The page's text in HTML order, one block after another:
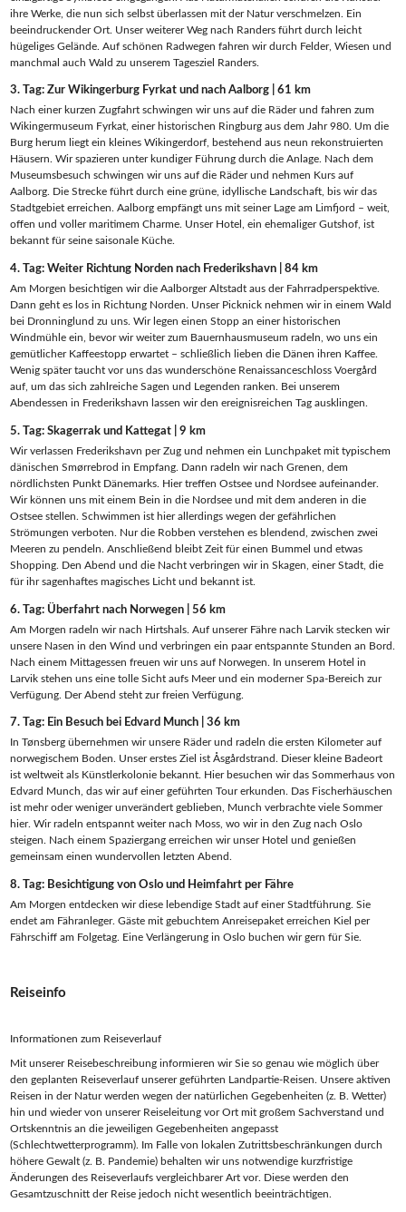
ihre Werke, die nun sich selbst überlassen mit der Natur verschmelzen. Ein
beeindruckender Ort. Unser weiterer Weg nach Randers führt durch leicht
hügeliges Gelände. Auf schönen Radwegen fahren wir durch Felder, Wiesen und
manchmal auch Wald zu unserem Tagesziel Randers.
3. Tag: Zur Wikingerburg Fyrkat und nach Aalborg | 61 km
Nach einer kurzen Zugfahrt schwingen wir uns auf die Räder und fahren zum
Wikingermuseum Fyrkat, einer historischen Ringburg aus dem Jahr 980. Um die
Burg herum liegt ein kleines Wikingerdorf, bestehend aus neun rekonstruierten
Häusern. Wir spazieren unter kundiger Führung durch die Anlage. Nach dem
Museumsbesuch schwingen wir uns auf die Räder und nehmen Kurs auf
Aalborg. Die Strecke führt durch eine grüne, idyllische Landschaft, bis wir das
Stadtgebiet erreichen. Aalborg empfängt uns mit seiner Lage am Limfjord – weit,
offen und voller maritimem Charme. Unser Hotel, ein ehemaliger Gutshof, ist
bekannt für seine saisonale Küche.
4. Tag: Weiter Richtung Norden nach Frederikshavn | 84 km
Am Morgen besichtigen wir die Aalborger Altstadt aus der Fahrradperspektive.
Dann geht es los in Richtung Norden. Unser Picknick nehmen wir in einem Wald
bei Dronninglund zu uns. Wir legen einen Stopp an einer historischen
Windmühle ein, bevor wir weiter zum Bauernhausmuseum radeln, wo uns ein
gemütlicher Kaffeestopp erwartet – schließlich lieben die Dänen ihren Kaffee.
Wenig später taucht vor uns das wunderschöne Renaissanceschloss Voergård
auf, um das sich zahlreiche Sagen und Legenden ranken. Bei unserem
Abendessen in Frederikshavn lassen wir den ereignisreichen Tag ausklingen.
5. Tag: Skagerrak und Kattegat | 9 km
Wir verlassen Frederikshavn per Zug und nehmen ein Lunchpaket mit typischem
dänischen Smørrebrod in Empfang. Dann radeln wir nach Grenen, dem
nördlichsten Punkt Dänemarks. Hier treffen Ostsee und Nordsee aufeinander.
Wir können uns mit einem Bein in die Nordsee und mit dem anderen in die
Ostsee stellen. Schwimmen ist hier allerdings wegen der gefährlichen
Strömungen verboten. Nur die Robben verstehen es blendend, zwischen zwei
Meeren zu pendeln. Anschließend bleibt Zeit für einen Bummel und etwas
Shopping. Den Abend und die Nacht verbringen wir in Skagen, einer Stadt, die
für ihr sagenhaftes magisches Licht und bekannt ist.
6. Tag: Überfahrt nach Norwegen | 56 km
Am Morgen radeln wir nach Hirtshals. Auf unserer Fähre nach Larvik stecken wir
unsere Nasen in den Wind und verbringen ein paar entspannte Stunden an Bord.
Nach einem Mittagessen freuen wir uns auf Norwegen. In unserem Hotel in
Larvik stehen uns eine tolle Sicht aufs Meer und ein moderner Spa-Bereich zur
Verfügung. Der Abend steht zur freien Verfügung.
7. Tag: Ein Besuch bei Edvard Munch | 36 km
In Tønsberg übernehmen wir unsere Räder und radeln die ersten Kilometer auf
norwegischem Boden. Unser erstes Ziel ist Åsgårdstrand. Dieser kleine Badeort
ist weltweit als Künstlerkolonie bekannt. Hier besuchen wir das Sommerhaus von
Edvard Munch, das wir auf einer geführten Tour erkunden. Das Fischerhäuschen
ist mehr oder weniger unverändert geblieben, Munch verbrachte viele Sommer
hier. Wir radeln entspannt weiter nach Moss, wo wir in den Zug nach Oslo
steigen. Nach einem Spaziergang erreichen wir unser Hotel und genießen
gemeinsam einen wundervollen letzten Abend.
8. Tag: Besichtigung von Oslo und Heimfahrt per Fähre
Am Morgen entdecken wir diese lebendige Stadt auf einer Stadtführung. Sie
endet am Fähranleger. Gäste mit gebuchtem Anreisepaket erreichen Kiel per
Fährschiff am Folgetag. Eine Verlängerung in Oslo buchen wir gern für Sie.
Reiseinfo
Informationen zum Reiseverlauf
Mit unserer Reisebeschreibung informieren wir Sie so genau wie möglich über
den geplanten Reiseverlauf unserer geführten Landpartie-Reisen. Unsere aktiven
Reisen in der Natur werden wegen der natürlichen Gegebenheiten (z. B. Wetter)
hin und wieder von unserer Reiseleitung vor Ort mit großem Sachverstand und
Ortskenntnis an die jeweiligen Gegebenheiten angepasst
(Schlechtwetterprogramm). Im Falle von lokalen Zutrittsbeschränkungen durch
höhere Gewalt (z. B. Pandemie) behalten wir uns notwendige kurzfristige
Änderungen des Reiseverlaufs vergleichbarer Art vor. Diese werden den
Gesamtzuschnitt der Reise jedoch nicht wesentlich beeinträchtigen.